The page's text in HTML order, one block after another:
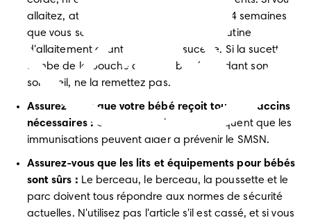
allaitez, attendez que votre bébé ait 3 à 4 semaines et
que vous soyez bien installé dans une routine
d'allaitement avant d'offrir une sucette. Si la sucette
tombe de la bouche de votre bébé pendant son
sommeil, ne la remettez pas.
Assurez-vous que votre bébé reçoit tous les vaccins
nécessaires : Certaines recherches indiquent que les
immunisations peuvent aider à prévenir le SMSN.
Assurez-vous que les lits et équipements pour bébés
sont sûrs : Le berceau, le berceau, la poussette et le
parc doivent tous répondre aux normes de sécurité
actuelles. N'utilisez pas l'article s'il est cassé, et si vous